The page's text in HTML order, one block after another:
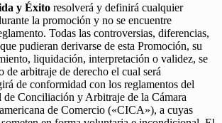
y Éxito resolverá y definirá cualquier
la promoción y no se encuentre
Todas las controversias, diferencias,
pudieran derivarse de esta Promoción, su
liquidación, interpretación o validez, se
de arbitraje de derecho el cual será
de conformidad con los reglamentos del
de Conciliación y Arbitraje de la Cámara
de Comercio («CICA»), a cuyas